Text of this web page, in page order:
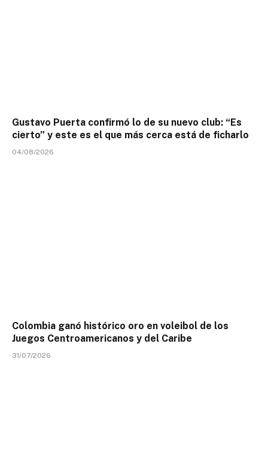
Gustavo Puerta confirmó lo de su nuevo club: “Es
cierto” y este es el que más cerca está de ficharlo
04/08/2026
Colombia ganó histórico oro en voleibol de los
Juegos Centroamericanos y del Caribe
31/07/2026